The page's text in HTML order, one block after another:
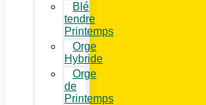
Blé
tendre
Printemps
Orge
Hybride
Orge
de
Printemps